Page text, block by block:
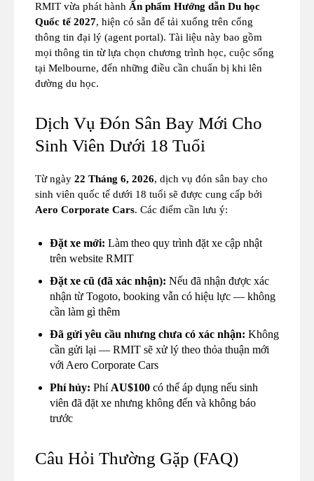
RMIT vừa phát hành Ấn phẩm Hướng dẫn Du học
Quốc tế 2027, hiện có sẵn để tải xuống trên cổng
thông tin đại lý (agent portal). Tài liệu này bao gồm
mọi thông tin từ lựa chọn chương trình học, cuộc sống
tại Melbourne, đến những điều cần chuẩn bị khi lên
đường du học.
Dịch Vụ Đón Sân Bay Mới Cho
Sinh Viên Dưới 18 Tuổi
Từ ngày 22 Tháng 6, 2026, dịch vụ đón sân bay cho
sinh viên quốc tế dưới 18 tuổi sẽ được cung cấp bởi
Aero Corporate Cars. Các điểm cần lưu ý:
Đặt xe mới: Làm theo quy trình đặt xe cập nhật
trên website RMIT
Đặt xe cũ (đã xác nhận): Nếu đã nhận được xác
nhận từ Togoto, booking vẫn có hiệu lực — không
cần làm gì thêm
Đã gửi yêu cầu nhưng chưa có xác nhận: Không
cần gửi lại — RMIT sẽ xử lý theo thỏa thuận mới
với Aero Corporate Cars
Phí hủy: Phí AU$100 có thể áp dụng nếu sinh
viên đã đặt xe nhưng không đến và không báo
trước
Câu Hỏi Thường Gặp (FAQ)